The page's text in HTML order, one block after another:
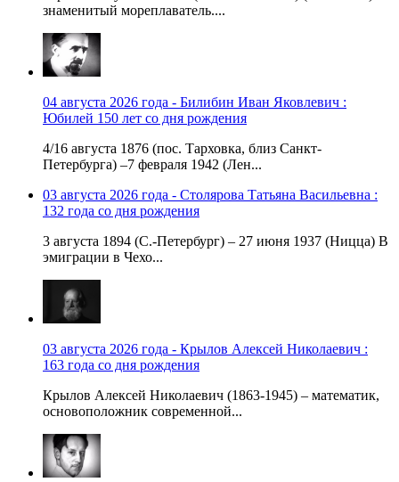
знаменитый мореплаватель....
04 августа 2026 года - Билибин Иван Яковлевич :
Юбилей 150 лет со дня рождения
4/16 августа 1876 (пос. Тарховка, близ Санкт-
Петербурга) –7 февраля 1942 (Лен...
03 августа 2026 года - Столярова Татьяна Васильевна :
132 года со дня рождения
3 августа 1894 (С.-Петербург) – 27 июня 1937 (Ницца) В
эмиграции в Чехо...
03 августа 2026 года - Крылов Алексей Николаевич :
163 года со дня рождения
Крылов Алексей Николаевич (1863-1945) – математик,
основоположник современной...